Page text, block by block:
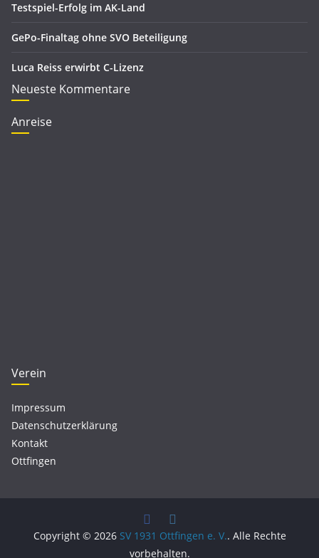
Testspiel-Erfolg im AK-Land
GePo-Finaltag ohne SVO Beteiligung
Luca Reiss erwirbt C-Lizenz
Neueste Kommentare
Anreise
Verein
Impressum
Datenschutzerklärung
Kontakt
Ottfingen
Copyright © 2026 SV 1931 Ottfingen e. V.. Alle Rechte
vorbehalten.